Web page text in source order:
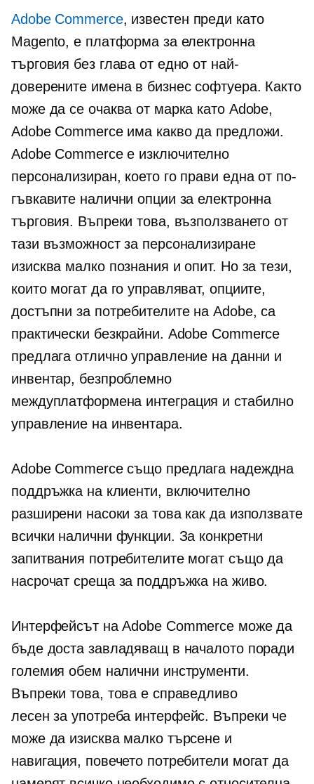
Adobe Commerce, известен преди като
Magento, е платформа за електронна
търговия без глава от едно от най-
доверените имена в бизнес софтуера. Както
може да се очаква от марка като Adobe,
Adobe Commerce има какво да предложи.
Adobe Commerce е изключително
персонализиран, което го прави една от по-
гъвкавите налични опции за електронна
търговия. Въпреки това, възползването от
тази възможност за персонализиране
изисква малко познания и опит. Но за тези,
които могат да го управляват, опциите,
достъпни за потребителите на Adobe, са
практически безкрайни. Adobe Commerce
предлага отлично управление на данни и
инвентар, безпроблемно
междуплатформена интеграция и стабилно
управление на инвентара.
Adobe Commerce също предлага надеждна
поддръжка на клиенти, включително
разширени насоки за това как да използвате
всички налични функции. За конкретни
запитвания потребителите могат също да
насрочат среща за поддръжка на живо.
Интерфейсът на Adobe Commerce може да
бъде доста завладяващ в началото поради
големия обем налични инструменти.
Въпреки това, това е справедливо
лесен за употреба интерфейс. Въпреки че
може да изисква малко търсене и
навигация, повечето потребители могат да